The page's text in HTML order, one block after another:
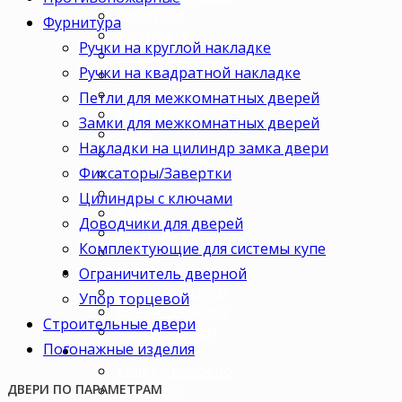
Для кухни
В комнату
В кабинет
В детскую
В спальню
В зал
В гардеробную
В коридор
В кладовку
В офис
В коттедж
Для дачи
Ценовая категория
Двери премиум
Двери стандарт
Двери эконом
Комплектация
Комплект
Фурнитура
Ручки на круглой накладке
Ручки на квадратной накладке
Петли для межкомнатных дверей
Замки для межкомнатных дверей
Накладки на цилиндр замка двери
Фиксаторы/Завертки
Цилиндры с ключами
Доводчики для дверей
Комплектующие для системы купе
Ограничитель дверной
Упор торцевой
Строительные двери
Погонажные изделия
ДВЕРИ ПО ПАРАМЕТРАМ